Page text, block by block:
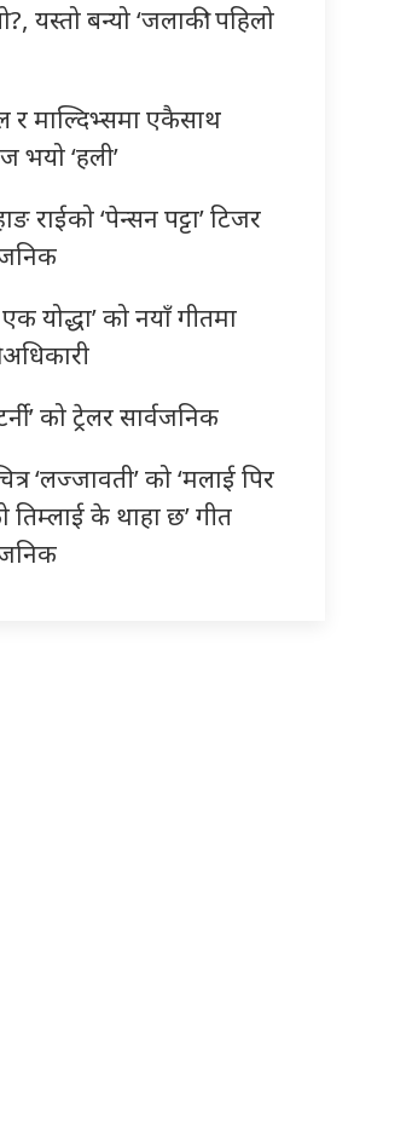
यस्तो बन्यो ‘जलाकी’ पहिलो
र माल्दिभ्समा एकैसाथ
भयो ‘हली’
राईको ‘पेन्सन पट्टा’ टिजर
एक योद्धा’ को नयाँ गीतमा
को ट्रेलर सार्वजनिक
‘लज्जावती’ को ‘मलाई पिर
तिम्लाई के थाहा छ’ गीत